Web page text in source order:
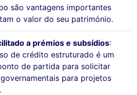
são vantagens importantes
o valor do seu património.
a prémios e subsídios:
de crédito estruturado é um
de partida para solicitar
para projetos